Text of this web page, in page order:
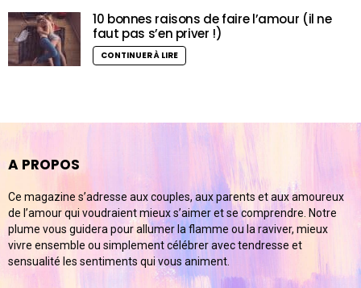
10 bonnes raisons de faire l’amour (il ne
faut pas s’en priver !)
CONTINUER À LIRE
A PROPOS
Ce magazine s’adresse aux couples, aux parents et aux amoureux
de l’amour qui voudraient mieux s’aimer et se comprendre. Notre
plume vous guidera pour allumer la flamme ou la raviver, mieux
vivre ensemble ou simplement célébrer avec tendresse et
sensualité les sentiments qui vous animent.